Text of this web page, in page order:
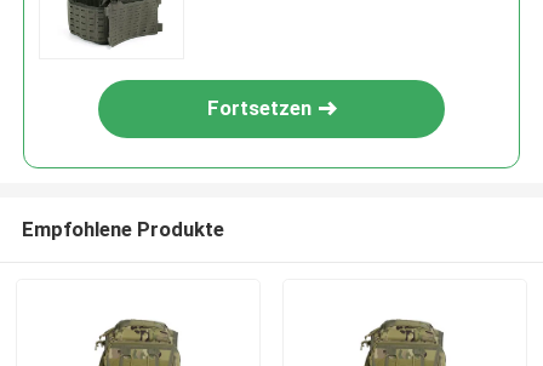
Fortsetzen
Empfohlene Produkte